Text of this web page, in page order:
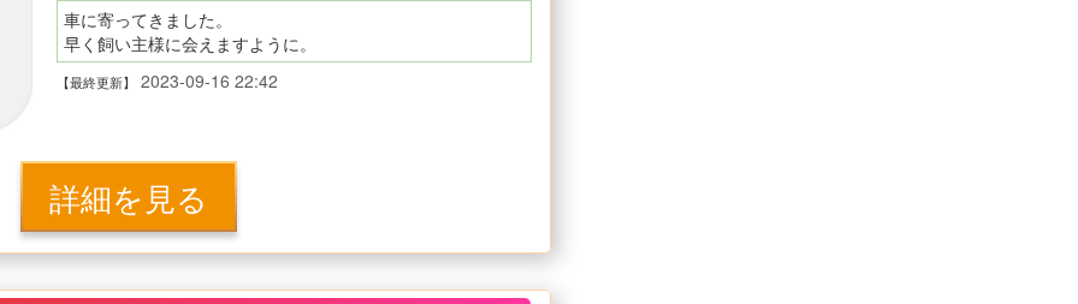
車に寄ってきました。
早く飼い主様に会えますように。
【最終更新】 2023-09-16 22:42
詳細を見る